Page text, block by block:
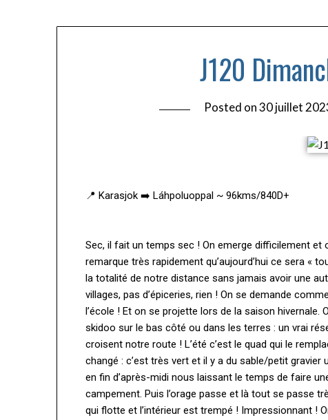
J120
Posted on30 juillet
📍 Karasjok ➡️ Láhpoluoppal ~ 96kms/840D+
Sec, il fait un temps sec ! On emerge difficilement et
remarque très rapidement qu’aujourd’hui ce sera «
la totalité de notre distance sans jamais avoir une
villages, pas d’épiceries, rien ! On se demande
l’école ! Et on se projette lors de la saison
skidoo sur le bas côté ou dans les terres : un vrai
croisent notre route ! L’été c’est le quad qui le
changé : c’est très vert et il y a du sable/petit
en fin d’après-midi nous laissant le temps de faire
campement. Puis l’orage passe et là tout se passe
qui flotte et l’intérieur est trempé ! Impressionnant !